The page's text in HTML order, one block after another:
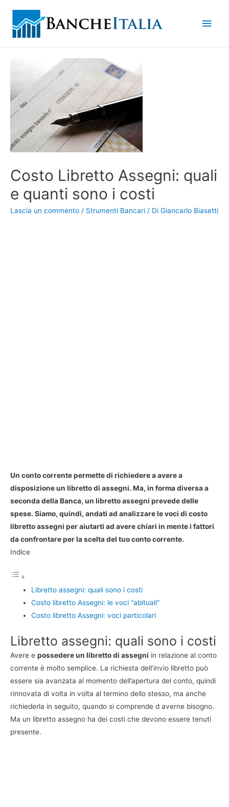
Costo Libretto Assegni: quali
e quanti sono i costi
Lascia un commento / Strumenti Bancari / Di Giancarlo Biasetti
Un conto corrente permette di richiedere a avere a
disposizione un libretto di assegni. Ma, in forma diversa a
seconda della Banca, un libretto assegni prevede delle
spese. Siamo, quindi, andati ad analizzare le voci di costo
libretto assegni per aiutarti ad avere chiari in mente i fattori
da confrontare per la scelta del tuo conto corrente.
Indice
Libretto assegni: quali sono i costi
Costo libretto Assegni: le voci “abituali”
Costo libretto Assegni: voci particolari
Libretto assegni: quali sono i costi
Avere e possedere un libretto di assegni in relazione al conto
corrente è molto semplice. La richiesta dell’invio libretto può
essere sia avanzata al momento dell’apertura del conto, quindi
rinnovata di volta in volta al termino dello stesso, ma anche
richiederla in seguito, quando si comprende d averne bisogno.
Ma un libretto assegno ha dei costi che devono essere tenuti
presente.